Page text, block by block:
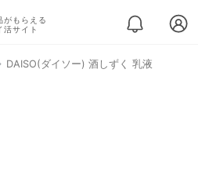
がもらえる
活サイト
DAISO(ダイソー) 酒しずく 乳液